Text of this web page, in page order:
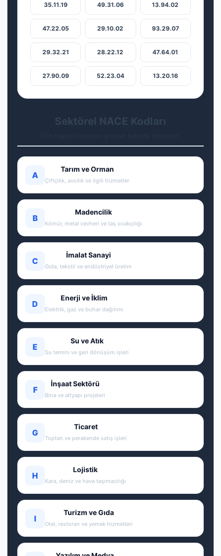
35.11.19 49.31.06 13.94.02
47.22.05 29.10.02 93.29.07
29.32.21 28.22.12 47.64.01
27.90.09 52.23.04 13.20.16
Sektörel NACE Kodları
A
Tarım ve Orman
Çiftçilik, avcılık ve ilgili hizmetler
B
Madencilik
Kömür, metal cevheri ve taş ocakçılığı
C
İmalat Sanayi
Gıda, tekstil ve endüstriyel üretim
D
Enerji ve İklim
Elektrik, gaz ve buhar dağıtımı
E
Su ve Atık
Su temini ve geri dönüşüm işleri
F
İnşaat Sektörü
Bina ve altyapı projeleri
G
Ticaret
Toptan ve perakende satış işleri
H
Lojistik
Kara, deniz ve hava taşımacılığı
I
Turizm ve Gıda
Otel, restoran ve yemek hizmetleri